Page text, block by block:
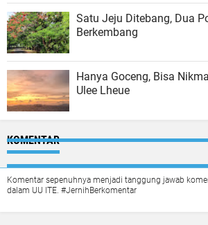
Satu Jeju Ditebang, Dua
Berkembang
Hanya Goceng, Bisa
Ulee Lheue
KOMENTAR
Komentar sepenuhnya menjadi tanggung jawab
dalam UU ITE. #JernihBerkomentar